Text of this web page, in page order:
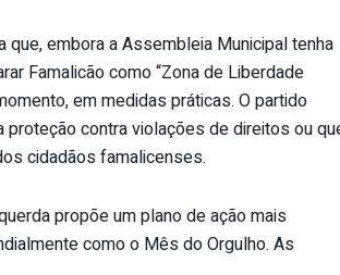
embora a Assembleia Municipal tenha
Famalicão como “Zona de Liberdade
em medidas práticas. O partido
proteção contra violações de direitos ou
cidadãos famalicenses.
propõe um plano de ação mais
como o Mês do Orgulho. As